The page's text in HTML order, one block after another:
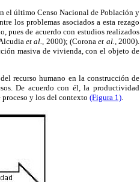
el último Censo Nacional de Población y
los problemas asociados a esta rezago
pues de acuerdo con estudios realizados
et al., 2000); (Coronaet al.,2000).
masiva de vivienda, con el objeto de
recurso humano en la construcción de
De acuerdo con él, la productividad
y los del contexto (Figura 1)